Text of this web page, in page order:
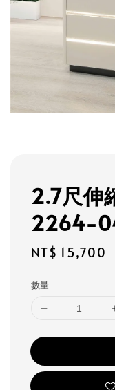
2.7尺伸
2264-
Regular
NT$ 15,700
數量